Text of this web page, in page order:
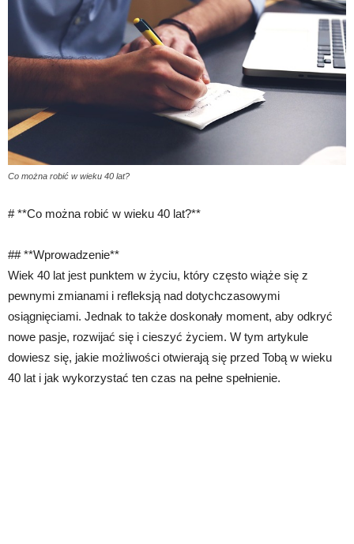
Co można robić w wieku 40 lat?
# **Co można robić w wieku 40 lat?**
## **Wprowadzenie**
Wiek 40 lat jest punktem w życiu, który często wiąże się z
pewnymi zmianami i refleksją nad dotychczasowymi
osiągnięciami. Jednak to także doskonały moment, aby odkryć
nowe pasje, rozwijać się i cieszyć życiem. W tym artykule
dowiesz się, jakie możliwości otwierają się przed Tobą w wieku
40 lat i jak wykorzystać ten czas na pełne spełnienie.